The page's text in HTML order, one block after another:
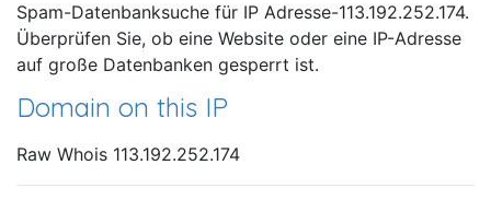
Spam-Datenbanksuche für IP Adresse-113.192.252.174.
Überprüfen Sie, ob eine Website oder eine IP-Adresse
auf große Datenbanken gesperrt ist.
Domain on this IP
Raw Whois 113.192.252.174